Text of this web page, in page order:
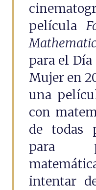
película
para el
Mujer en
una
con
de todas
para
intentar